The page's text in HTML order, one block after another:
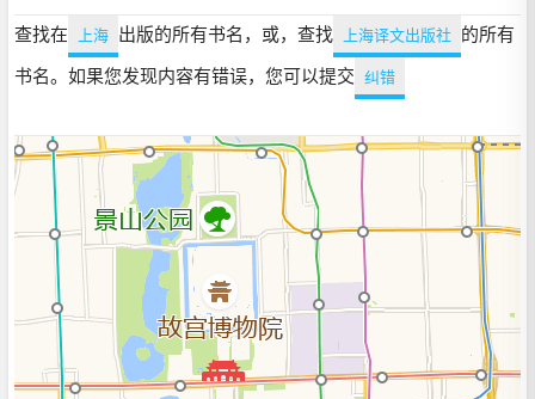
查找在 上海 出版的所有书名，或，查找 上海译文出版社 的所有
书名。如果您发现内容有错误，您可以提交 纠错